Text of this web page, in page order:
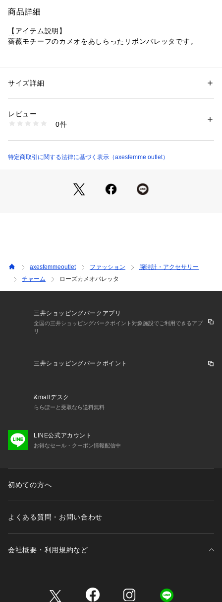
商品詳細
【アイテム説明】
薔薇モチーフのカメオをあしらったリボンバレッタです。
があり華やかな印象に。
取り付けが簡単で、ヘアアレンジに重宝します。
と合わせた、クラシカルなスタイルがおすすめ。
性別：レディース
素材：本体:キャスト、 :ガラス、 :エポキシ樹脂、 :ポリエステル
商品番号：
BL649X48 （ショップ）
サイズ詳細
レビュー
0件
特定商取引に関する法律に基づく表示（axesfemme outlet）
axesfemmeoutlet ファッション
腕時計・アクセサリー
チャーム
ローズカメオバレッタ
三井ショッピングパークアプリ
全国の三井ショッピングパークポイント対象施設でご利用できるアプ
リ
三井ショッピングパークポイント
&mallデスク
ららぽーと受取なら送料無料
LINE公式アカウント
お得なセール・クーポン情報配信中
初めての方へ
よくある質問・お問い合わせ
会社概要・利用規約など